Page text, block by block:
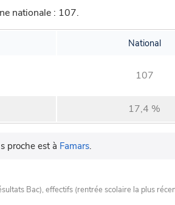
nationale : 107.
National
107
17,4 %
proche est à Famars.
Bac), effectifs (rentrée scolaire la plus